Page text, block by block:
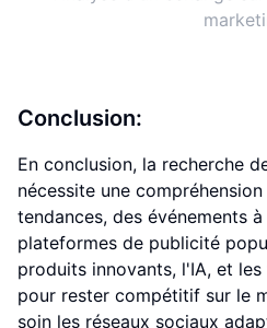
Conclusion:
En conclusion, la recherche
nécessite une
tendances, des événements
plateformes de publicité
produits innovants, l'IA, et
pour rester compétitif sur le
soin les réseaux sociaux